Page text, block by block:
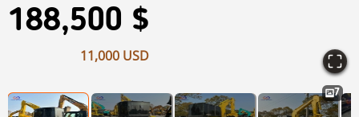
188,500 $
11,000 USD
7